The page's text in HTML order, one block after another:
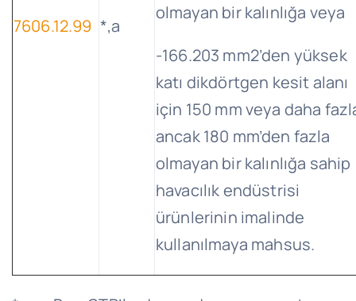
7606.12.99 *,a
olmayan bir kalınlığa veya
-166.203 mm2’den yüksek
katı dikdörtgen kesit alanı
için 150 mm veya daha
ancak 180 mm’den fazla
olmayan bir kalınlığa sahip
havacılık endüstrisi
ürünlerinin imalinde
kullanılmaya mahsus.